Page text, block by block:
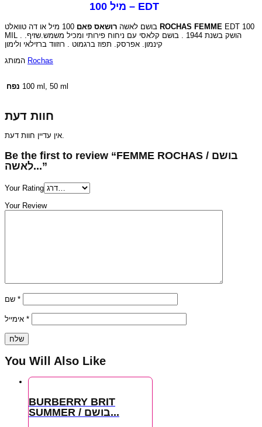
100 מיל – EDT
בושם לאשה רושאס פאם ROCHAS FEMME EDT 100
MIL . הושק בשנת 1944 . בושם קלאסי עם ניחוח פירותי ומכיל משמש.שזיף.
קינמון. אפרסק. תפוז ברגמוט . רוזווד ברזילאי ולימון
Rochas
נפח 100 ml, 50 ml
חוות דעת
אין עדיין חוות דעת.
Be the first to review “FEMME ROCHAS / בושם
לאשה...”
Your Rating
Your Review
*
*
You Will Also Like
BURBERRY BRIT
SUMMER / בושם...